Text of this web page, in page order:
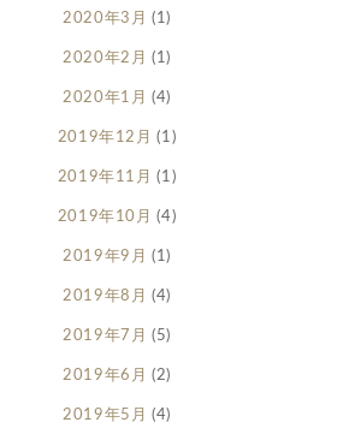
2020年3月 (1)
2020年2月 (1)
2020年1月 (4)
2019年12月 (1)
2019年11月 (1)
2019年10月 (4)
2019年9月 (1)
2019年8月 (4)
2019年7月 (5)
2019年6月 (2)
2019年5月 (4)